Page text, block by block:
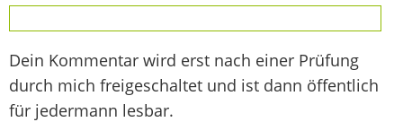
Dein Kommentar wird erst nach einer Prüfung
durch mich freigeschaltet und ist dann öffentlich
für jedermann lesbar.